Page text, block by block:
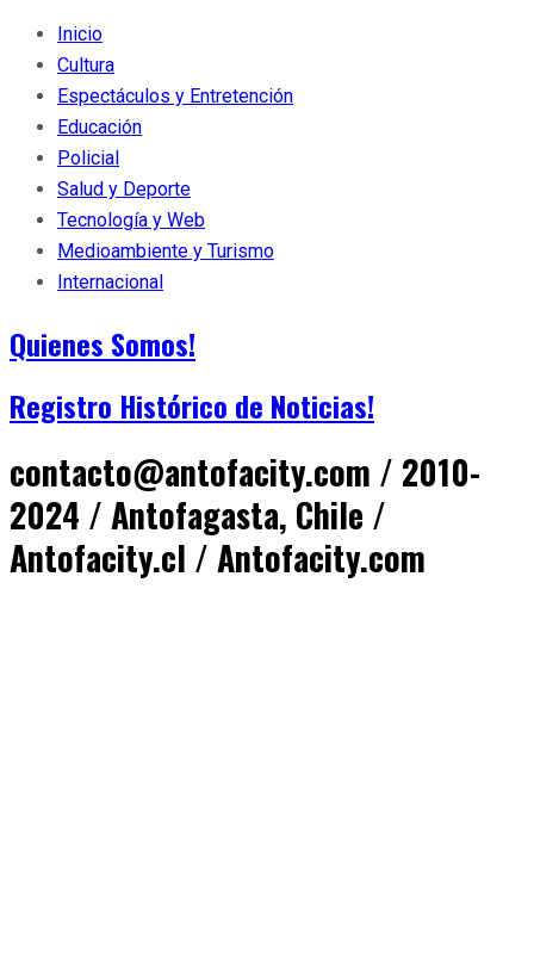
Inicio
Cultura
Espectáculos y Entretención
Educación
Policial
Salud y Deporte
Tecnología y Web
Medioambiente y Turismo
Internacional
Quienes Somos!
Registro Histórico de Noticias!
contacto@antofacity.com / 2010-
2024 / Antofagasta, Chile /
Antofacity.cl / Antofacity.com